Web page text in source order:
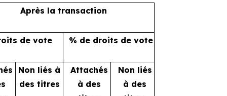
Après la transaction
de vote % de droits de vote
Non liés à
des titres
Attachés
à des
Non liés
à des